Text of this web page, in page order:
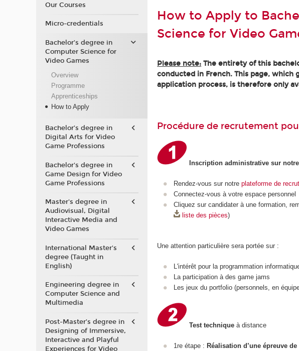
How to Apply to
Science for Video
Please note: The entirety of this
conducted in French. This page,
application process, is therefore only
Procédure de recrutement
Inscription administrative sur
Rendez-vous sur notre plateforme de
Connectez-vous à votre espace personnel
Cliquez sur candidater à une formation,
liste des pièces)
Une attention particulière sera portée sur :
L'intérêt pour la programmation
La participation à des game jams
Les jeux du portfolio (personnels, en
Test techniqueà distance
1re étape : Réalisation d’une épreuve
Our Courses
Micro-credentials
Bachelor’s degree in
Computer Science for
Video Games
Overview
Programme
Apprenticeships
How to Apply
Bachelor’s degree in
Digital Arts for Video
Game Professions
Bachelor's degree in
Game Design for Video
Game Professions
Master's degree in
Audiovisual, Digital
Interactive Media and
Video Games
International Master's
degree (Taught in
English)
Engineering degree in
Computer Science and
Multimedia
Post-Master’s degree in
Designing of Immersive,
Interactive and Playful
Experiences for Video